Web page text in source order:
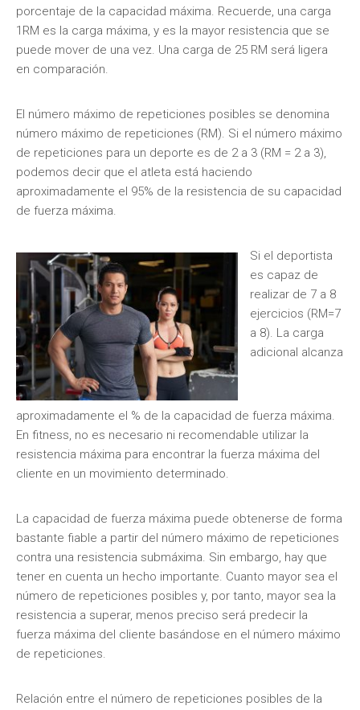
porcentaje de la capacidad máxima. Recuerde, una carga
1RM es la carga máxima, y es la mayor resistencia que se
puede mover de una vez. Una carga de 25 RM será ligera
en comparación.
El número máximo de repeticiones posibles se denomina
número máximo de repeticiones (RM). Si el número máximo
de repeticiones para un deporte es de 2 a 3 (RM = 2 a 3),
podemos decir que el atleta está haciendo
aproximadamente el 95% de la resistencia de su capacidad
de fuerza máxima.
Si el deportista
es capaz de
realizar de 7 a 8
ejercicios (RM=7
a 8). La carga
adicional alcanza
aproximadamente el % de la capacidad de fuerza máxima.
En fitness, no es necesario ni recomendable utilizar la
resistencia máxima para encontrar la fuerza máxima del
cliente en un movimiento determinado.
La capacidad de fuerza máxima puede obtenerse de forma
bastante fiable a partir del número máximo de repeticiones
contra una resistencia submáxima. Sin embargo, hay que
tener en cuenta un hecho importante. Cuanto mayor sea el
número de repeticiones posibles y, por tanto, mayor sea la
resistencia a superar, menos preciso será predecir la
fuerza máxima del cliente basándose en el número máximo
de repeticiones.
Relación entre el número de repeticiones posibles de la